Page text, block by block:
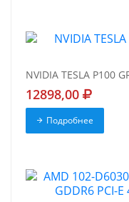
NVIDIA TESLA P100
12898,00
Подробнее